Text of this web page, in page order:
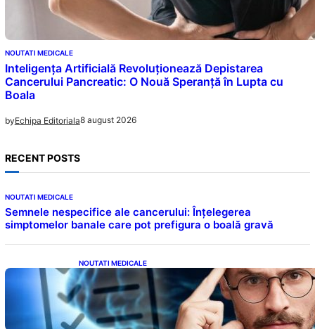
NOUTATI MEDICALE
Inteligența Artificială Revoluționează Depistarea
Cancerului Pancreatic: O Nouă Speranță în Lupta cu
Boala
byEchipa Editoriala8 august 2026
RECENT POSTS
NOUTATI MEDICALE
Semnele nespecifice ale cancerului: Înțelegerea
simptomelor banale care pot prefigura o boală gravă
NOUTATI MEDICALE
Inteligența dincolo de note: Semnele unui IQ
ridicat care nu țin de școală